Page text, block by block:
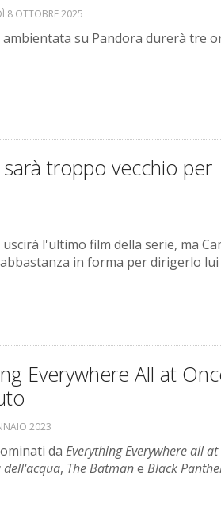
8 OTTOBRE 2025
su Pandora durerà tre
troppo vecchio per
l'ultimo film della serie, ma
in forma per dirigerlo lui
Everywhere All at
2023
da Everything Everywhere all
dell'acqua, The Batmane Black